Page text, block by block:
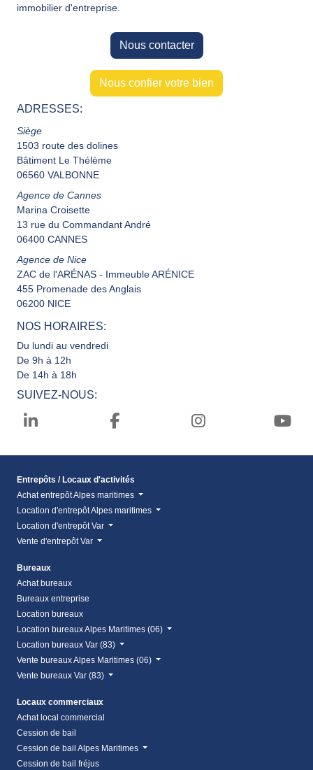
immobilier d'entreprise.
Nous contacter
Nous confier votre bien
ADRESSES:
Siège
1503 route des dolines
Bâtiment Le Thélème
06560 VALBONNE
Agence de Cannes
Marina Croisette
13 rue du Commandant André
06400 CANNES
Agence de Nice
ZAC de l'ARÉNAS - Immeuble ARÉNICE
455 Promenade des Anglais
06200 NICE
NOS HORAIRES:
Du lundi au vendredi
De 9h à 12h
De 14h à 18h
SUIVEZ-NOUS:
Entrepôts / Locaux d'activités
Achat entrepôt Alpes maritimes
Location d'entrepôt Alpes maritimes
Location d'entrepôt Var
Vente d'entrepôt Var
Bureaux
Achat bureaux
Bureaux entreprise
Location bureaux
Location bureaux Alpes Maritimes (06)
Location bureaux Var (83)
Vente bureaux Alpes Maritimes (06)
Vente bureaux Var (83)
Locaux commerciaux
Achat local commercial
Cession de bail
Cession de bail Alpes Maritimes
Cession de bail fréjus